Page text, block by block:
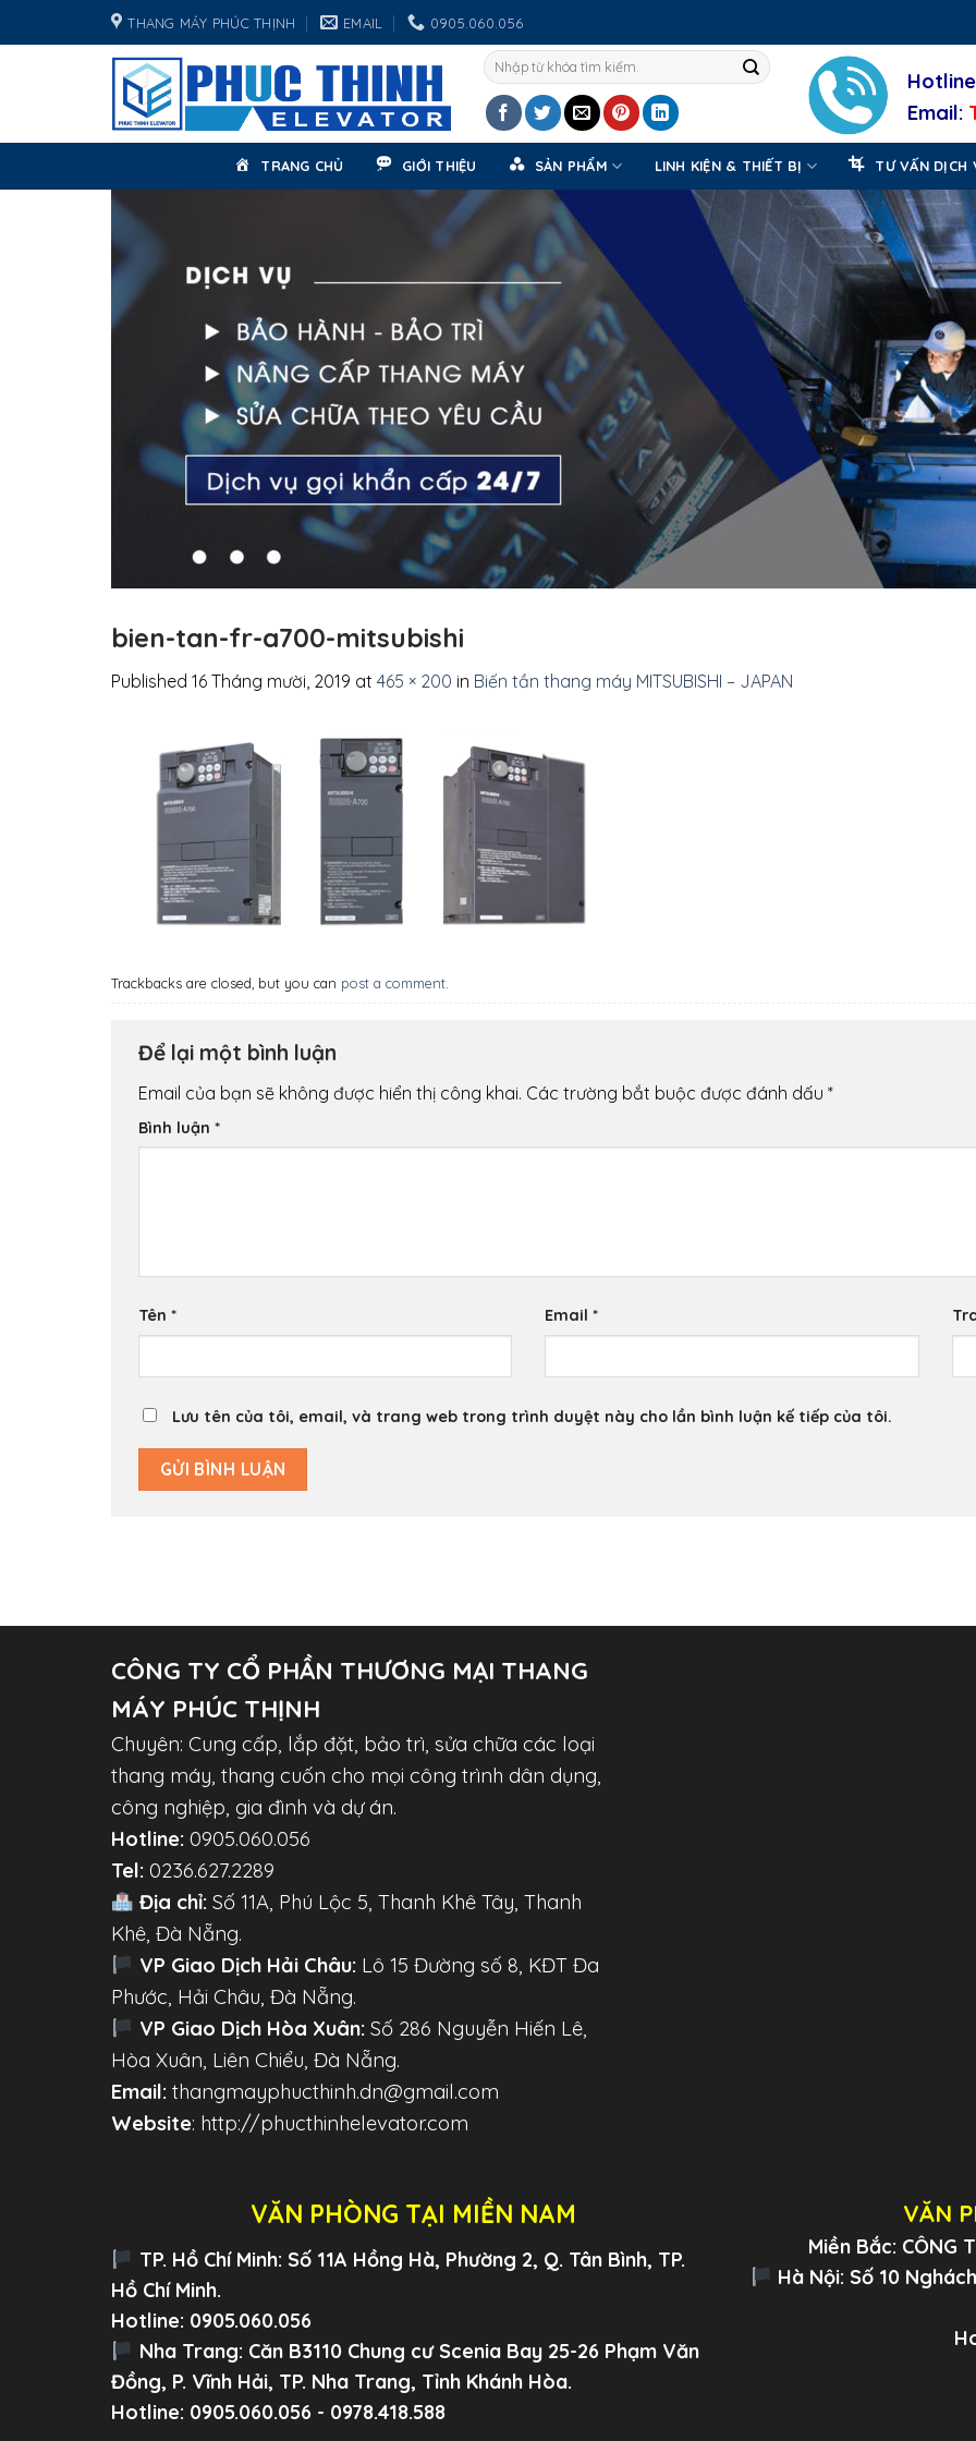
to
THANG MÁY PHÚC THỊNH EMAIL 0905.060.056
Tìm
kiếm:
Email:
TRANG CHỦ GIỚI THIỆU SẢN PHẨM LINH KIỆN & THIẾT BỊ TƯ VẤN DỊCH
bien-tan-fr-a700-mitsubishi
Published 16 Tháng mười, 2019 at 465 × 200 in Biến tần thang máy MITSUBISHI – JAPAN
Trackbacks are closed, but you can post a comment.
Để lại một bình luận
Email của bạn sẽ không được hiển thị công khai. Các trường bắt buộc được đánh dấu *
Bình luận *
Tên * Email*
Lưu tên của tôi, email, và trang web trong trình duyệt này cho lần bình luận kế tiếp của tôi.
CÔNG TY CỔ PHẦN THƯƠNG MẠI THANG
MÁY PHÚC THỊNH
Chuyên: Cung cấp, lắp đặt, bảo trì, sửa chữa các loại
thang máy, thang cuốn cho mọi công trình dân dụng,
công nghiệp, gia đình và dự án.
Hotline: 0905.060.056
Tel: 0236.627.2289
Địa chỉ: Số 11A, Phú Lộc 5, Thanh Khê Tây, Thanh
Khê, Đà Nẵng.
VP Giao Dịch Hải Châu: Lô 15 Đường số 8, KĐT Đa
Phước, Hải Châu, Đà Nẵng.
VP Giao Dịch Hòa Xuân: Số 286 Nguyễn Hiến Lê,
Hòa Xuân, Liên Chiểu, Đà Nẵng.
Email: thangmayphucthinh.dn@gmail.com
Website: http://phucthinhelevator.com
VĂN PHÒNG TẠI MIỀN NAM
TP. Hồ Chí Minh: Số 11A Hồng Hà, Phường 2, Q. Tân Bình, TP.
Hồ Chí Minh.
Hotline: 0905.060.056
Nha Trang: Căn B3110 Chung cư Scenia Bay 25-26 Phạm Văn
Đồng, P. Vĩnh Hải, TP. Nha Trang, Tỉnh Khánh Hòa.
Hotline: 0905.060.056 - 0978.418.588
VĂN
Miền Bắc: CÔNG
Hà Nội: Số 10